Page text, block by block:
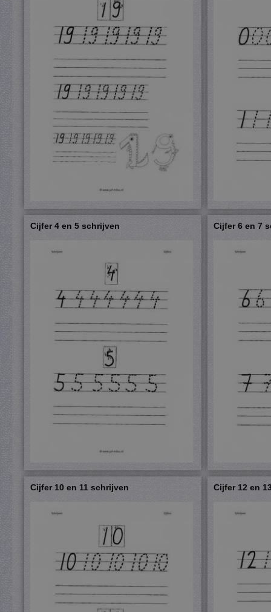
Cijfer 4 en 5 schrijven Cijfer 6 en 7
Cijfer 10 en 11 schrijven Cijfer 12 en